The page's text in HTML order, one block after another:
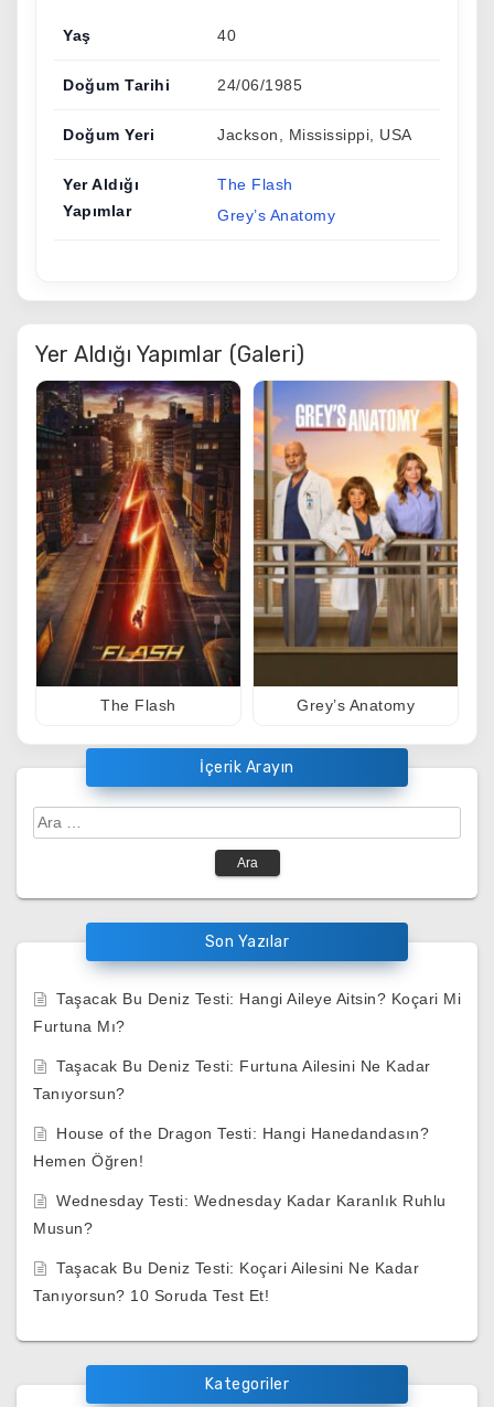
Yaş 40
Doğum Tarihi 24/06/1985
Doğum Yeri Jackson, Mississippi, USA
Yer Aldığı
Yapımlar
The Flash
Grey’s Anatomy
Yer Aldığı Yapımlar (Galeri)
The Flash Grey’s Anatomy
İçerik Arayın
Arama:
Son Yazılar
Taşacak Bu Deniz Testi: Hangi Aileye Aitsin? Koçari Mi
Furtuna Mı?
Taşacak Bu Deniz Testi: Furtuna Ailesini Ne Kadar
Tanıyorsun?
House of the Dragon Testi: Hangi Hanedandasın?
Hemen Öğren!
Wednesday Testi: Wednesday Kadar Karanlık Ruhlu
Musun?
Taşacak Bu Deniz Testi: Koçari Ailesini Ne Kadar
Tanıyorsun? 10 Soruda Test Et!
Kategoriler